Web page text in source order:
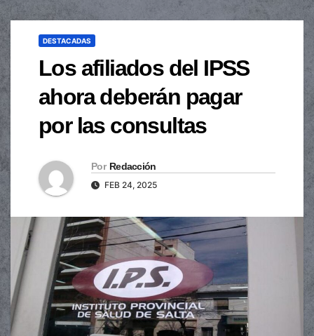
DESTACADAS
Los afiliados del IPSS
ahora deberán pagar
por las consultas
Por Redacción
FEB 24, 2025